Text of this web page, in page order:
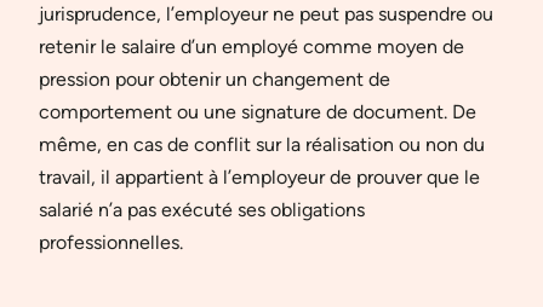
jurisprudence, l’employeur ne peut pas suspendre ou
retenir le salaire d’un employé comme moyen de
pression pour obtenir un changement de
comportement ou une signature de document. De
même, en cas de conflit sur la réalisation ou non du
travail, il appartient à l’employeur de prouver que le
salarié n’a pas exécuté ses obligations
professionnelles.